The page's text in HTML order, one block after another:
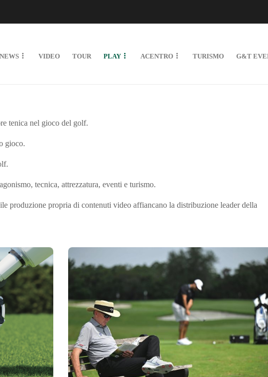
NEWS VIDEO TOUR PLAY ACENTRO TURISMO G&T
tenica nel gioco del golf.
gioco.
tecnica, attrezzatura, eventi e turismo.
produzione propria di contenuti video affiancano la distribuzione leader della